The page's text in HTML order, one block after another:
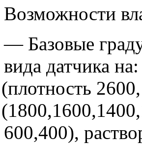
Возможности
— Базовые
вида датчика
(плотность
(1800
600,400),